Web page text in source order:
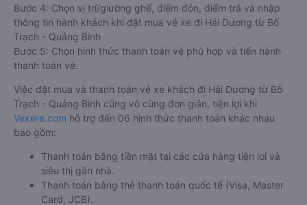
Bước 4: Chọn vị trí/giường ghế, điểm đón, điểm trả và nhập
thông tin hành khách khi đặt mua vé xe đi Hải Dương từ Bố
Trạch - Quảng Bình
Bước 5: Chọn hình thức thanh toán vé phù hợp và tiến hành
thanh toán vé.
Việc đặt mua và thanh toán vé xe khách đi Hải Dương từ Bố
Trạch - Quảng Bình cũng vô cùng đơn giản, tiện lợi khi
Vexere.com hỗ trợ đến 06 hình thức thanh toán khác nhau
bao gồm:
Thanh toán bằng tiền mặt tại các cửa hàng tiện lợi và
siêu thị gần nhà.
Thanh toán bằng thẻ thanh toán quốc tế (Visa, Master
Card, JCB).